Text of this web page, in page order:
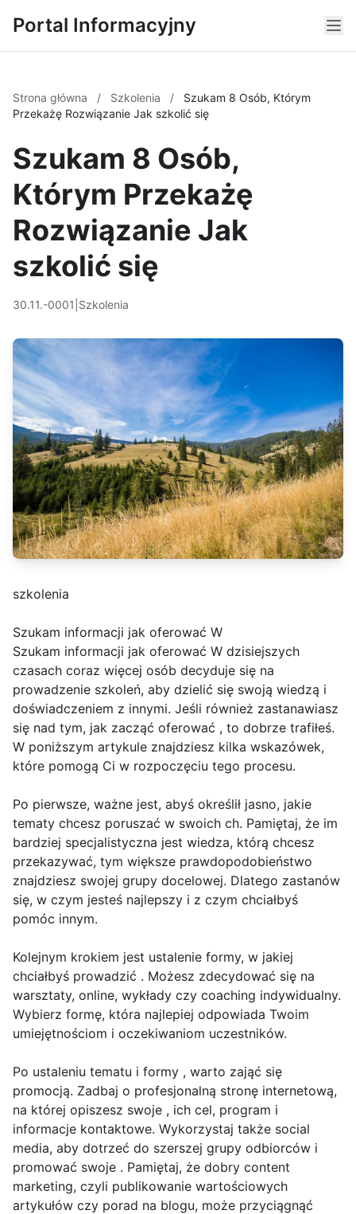
Portal Informacyjny
Strona główna / Szkolenia /
Szukam 8 Osób, Którym
Przekażę Rozwiązanie Jak szkolić się
Szukam 8 Osób,
Którym Przekażę
Rozwiązanie Jak
szkolić się
30.11.-0001 Szkolenia
szkolenia
Szukam informacji jak oferować W
Szukam informacji jak oferować W dzisiejszych
czasach coraz więcej osób decyduje się na
prowadzenie szkoleń, aby dzielić się swoją wiedzą i
doświadczeniem z innymi. Jeśli również zastanawiasz
się nad tym, jak zacząć oferować , to dobrze trafiłeś.
W poniższym artykule znajdziesz kilka wskazówek,
które pomogą Ci w rozpoczęciu tego procesu.
Po pierwsze, ważne jest, abyś określił jasno, jakie
tematy chcesz poruszać w swoich ch. Pamiętaj, że im
bardziej specjalistyczna jest wiedza, którą chcesz
przekazywać, tym większe prawdopodobieństwo
znajdziesz swojej grupy docelowej. Dlatego zastanów
się, w czym jesteś najlepszy i z czym chciałbyś
pomóc innym.
Kolejnym krokiem jest ustalenie formy, w jakiej
chciałbyś prowadzić . Możesz zdecydować się na
warsztaty, online, wykłady czy coaching indywidualny.
Wybierz formę, która najlepiej odpowiada Twoim
umiejętnościom i oczekiwaniom uczestników.
Po ustaleniu tematu i formy , warto zająć się
promocją. Zadbaj o profesjonalną stronę internetową,
na której opiszesz swoje , ich cel, program i
informacje kontaktowe. Wykorzystaj także social
media, aby dotrzeć do szerszej grupy odbiorców i
promować swoje . Pamiętaj, że dobry content
marketing, czyli publikowanie wartościowych
artykułów czy porad na blogu, może przyciągnąć